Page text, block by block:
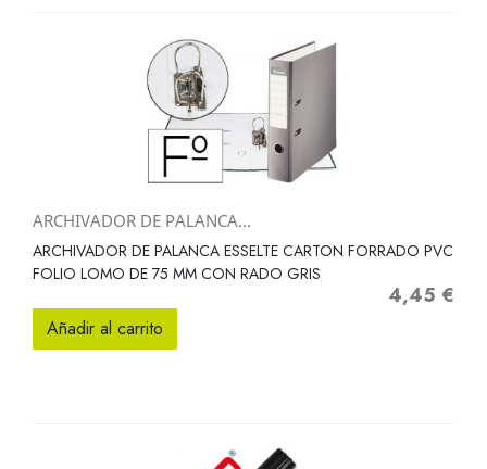
ARCHIVADOR DE PALANCA...
ARCHIVADOR DE PALANCA ESSELTE CARTON FORRADO PVC
FOLIO LOMO DE 75 MM CON RADO GRIS
Precio
4,45 €
Añadir al carrito